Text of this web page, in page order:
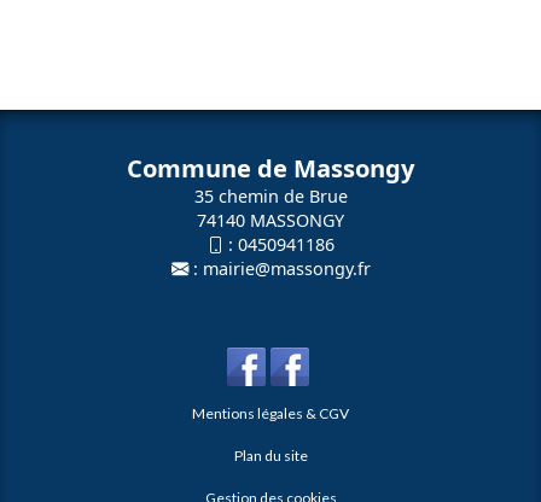
Commune de Massongy
35 chemin de Brue
74140 MASSONGY
: 0450941186
: mairie@massongy.fr
Mentions légales & CGV
Plan du site
Gestion des cookies